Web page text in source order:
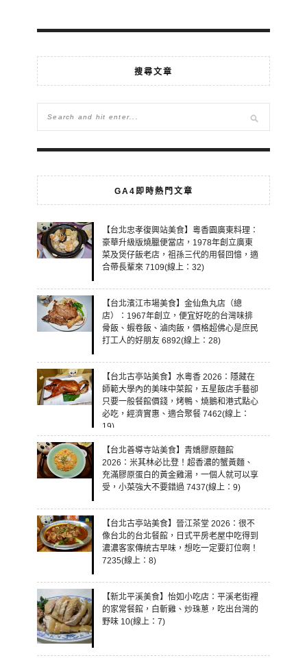
搜尋文章
GA4即時熱門文章
【台北忠孝復興站美食】粵香園廣東料理：
豪華升級版燒臘便當店，1978年創立廣東
菜及煲仔飯老店，祖孫三代的用餐回憶，適
合帶長輩來 7109(線上：32)
【台北濱江市場美食】金仙魚丸店（總
店）：1967年創立，便宜好吃的台灣味排
骨飯、蝦卷飯、滷肉飯，價格超佛心是庶民
打工人的好朋友 6892(線上：28)
【台北古亭站美食】水粵香 2026：隱藏在
師範大學內的美味中菜館，五星飯店手藝卻
只要一般餐館價錢，烤鴨、燒鵝和港式點心
必吃，經濟實惠、適合聚餐 7462(線上：
19)
【台北善導寺站美食】青嬌膠原麵館
2026：米其林必比登！超香濃的蟹黃麵、
充滿膠原蛋白的黃金雞湯，一個人就可以享
受，小菜強大不要錯過 7437(線上：9)
【台北古亭站美食】晉江茶堂 2026：很不
像台北的台北餐館，日式平房老屋中吃得到
濃濃客家傳統古早味，想吃一定要訂位啊！
7235(線上：8)
【新北平溪美食】怡如小吃店：平溪老街裡
的家常餐館，白斬雞、炒珠蔥，吃出台灣的
野味 10(線上：7)